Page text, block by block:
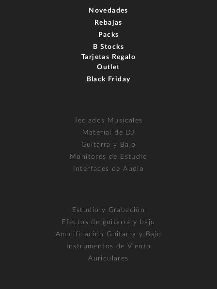
Novedades
Rebajas
Packs
B Stocks
Tarjetas Regalo
Outlet
Black Friday
Teclados Musicales
Material de DJ
Guitarra y Bajo
Monitores de Estudio
Interfaces de Audio
Estudio y Grabación
Efectos de guitarra y bajo
Amplificación Guitarra y Bajo
Instrumentos de Viento
Auriculares